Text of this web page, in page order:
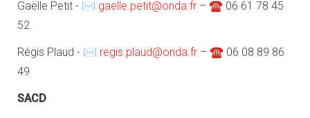
Gaëlle Petit - ✉ gaelle.petit@onda.fr – ☎ 06 61 78 45
52
Régis Plaud - ✉ regis.plaud@onda.fr – ☎ 06 08 89 86
49
SACD